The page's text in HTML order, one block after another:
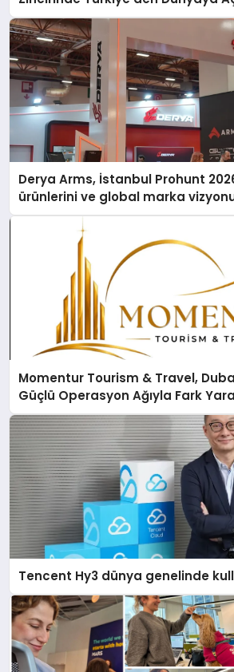
Derya Arms, İstanbul Prohunt
ürünlerini ve global marka
Momentur Tourism & Travel,
Güçlü Operasyon Ağıyla Fark
Tencent Hy3 dünya genelinde